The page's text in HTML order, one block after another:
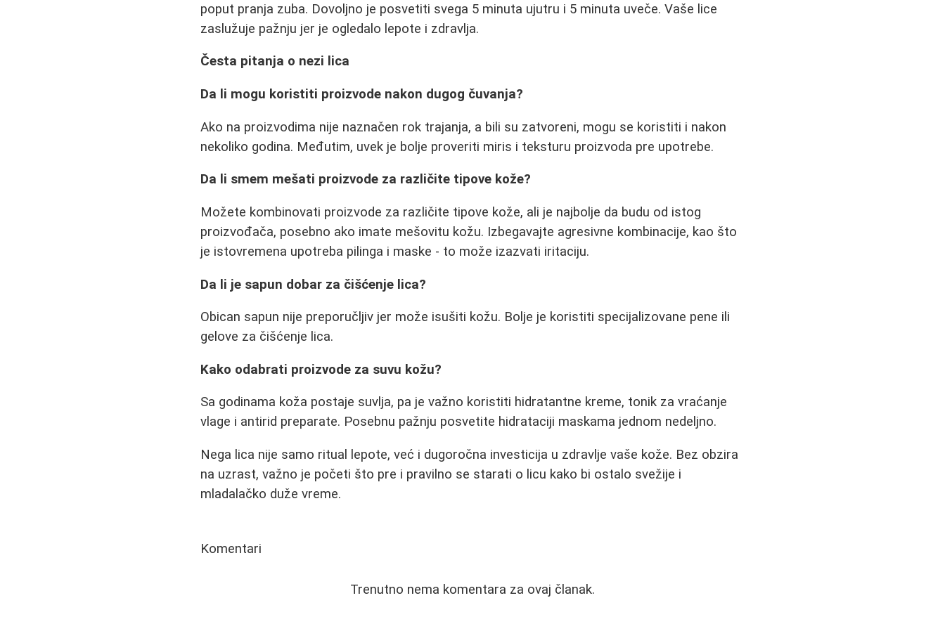
poput pranja zuba. Dovoljno je posvetiti svega 5 minuta ujutru i 5 minuta uveče. Vaše lice
zaslužuje pažnju jer je ogledalo lepote i zdravlja.
Česta pitanja o nezi lica
Da li mogu koristiti proizvode nakon dugog čuvanja?
Ako na proizvodima nije naznačen rok trajanja, a bili su zatvoreni, mogu se koristiti i nakon
nekoliko godina. Međutim, uvek je bolje proveriti miris i teksturu proizvoda pre upotrebe.
Da li smem mešati proizvode za različite tipove kože?
Možete kombinovati proizvode za različite tipove kože, ali je najbolje da budu od istog
proizvođača, posebno ako imate mešovitu kožu. Izbegavajte agresivne kombinacije, kao što
je istovremena upotreba pilinga i maske - to može izazvati iritaciju.
Da li je sapun dobar za čišćenje lica?
Obican sapun nije preporučljiv jer može isušiti kožu. Bolje je koristiti specijalizovane pene ili
gelove za čišćenje lica.
Kako odabrati proizvode za suvu kožu?
Sa godinama koža postaje suvlja, pa je važno koristiti hidratantne kreme, tonik za vraćanje
vlage i antirid preparate. Posebnu pažnju posvetite hidrataciji maskama jednom nedeljno.
Nega lica nije samo ritual lepote, već i dugoročna investicija u zdravlje vaše kože. Bez obzira
na uzrast, važno je početi što pre i pravilno se starati o licu kako bi ostalo svežije i
mladalačko duže vreme.
Komentari
Trenutno nema komentara za ovaj članak.